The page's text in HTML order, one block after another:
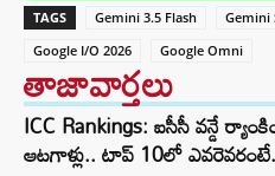
TAGS Gemini 3.5 Flash Gemini
Google I/O 2026
Google Omni
తాజావార్తలు
ICC Rankings: ఐసీసీ వన్డే
ఆటగాళ్లు.. టాప్ 10లో